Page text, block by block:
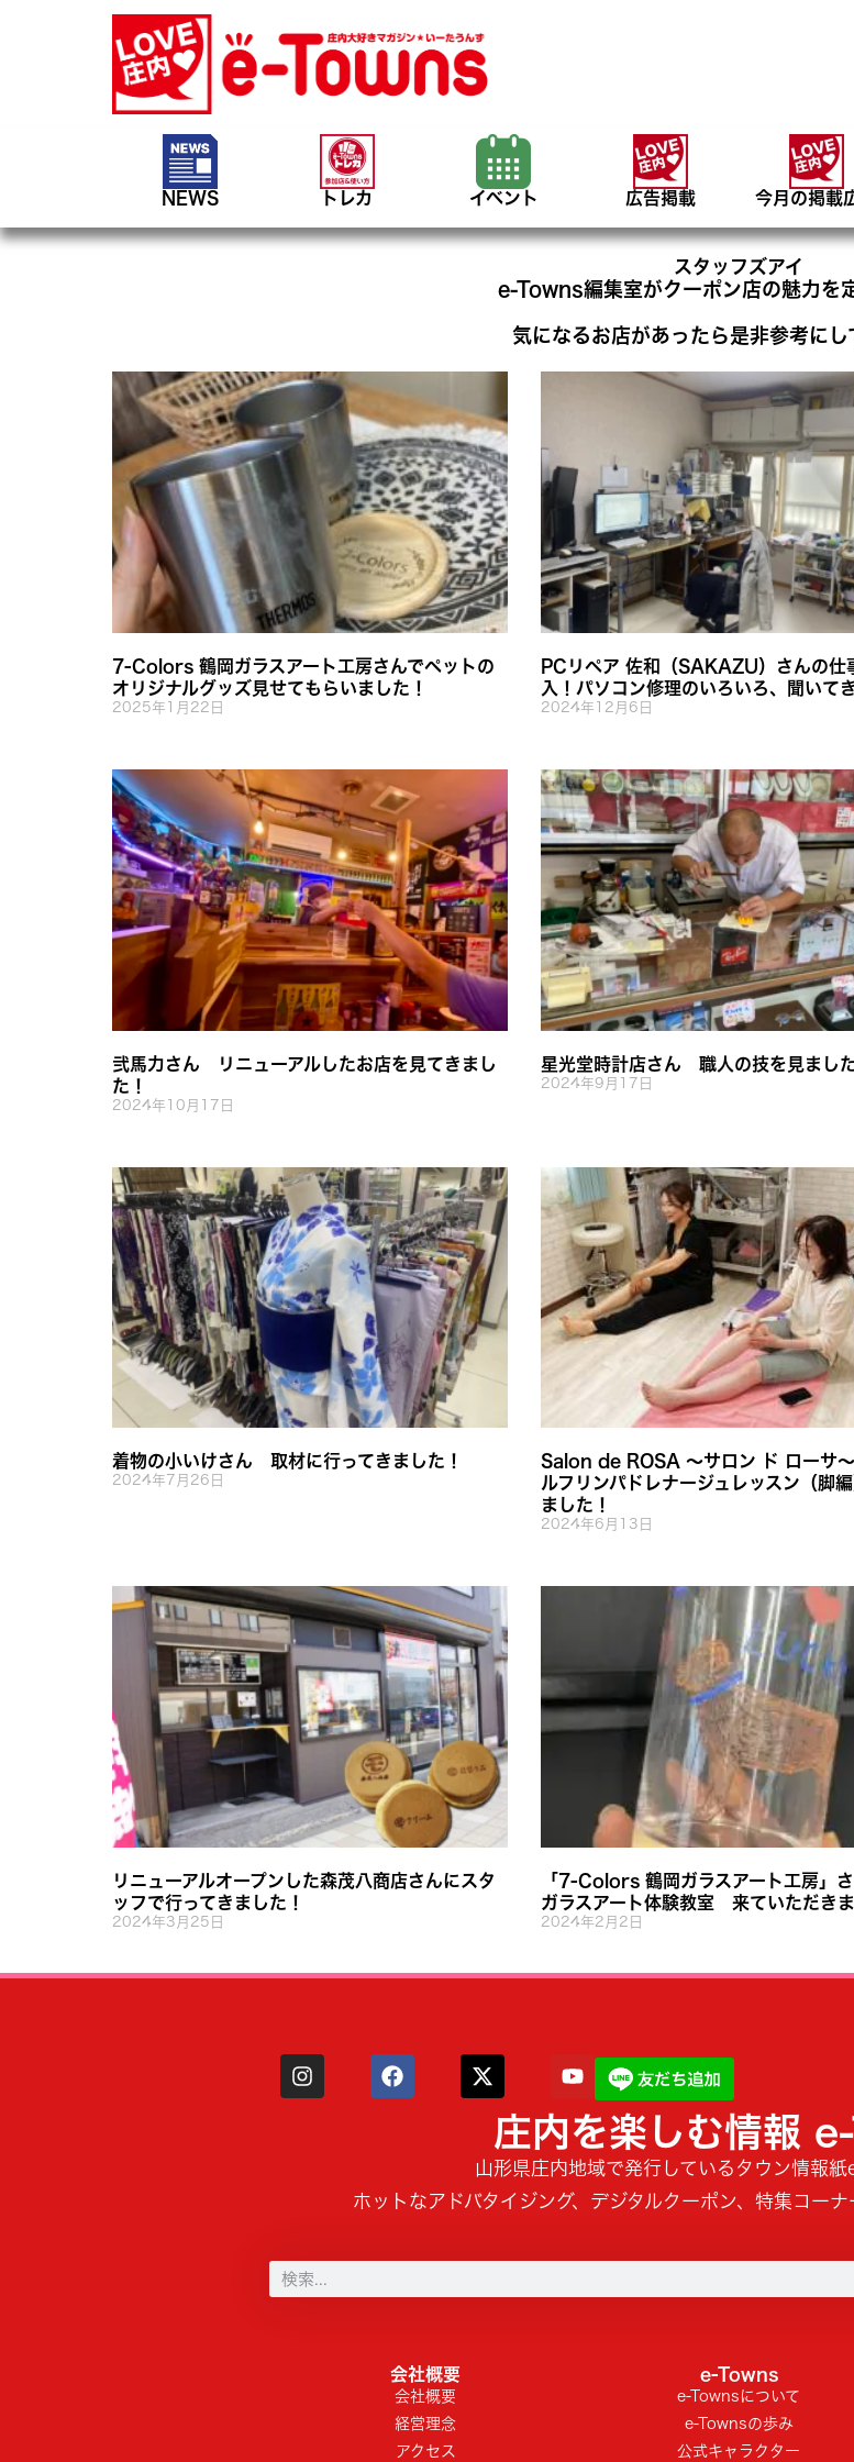
NEWS トレカ イベント 広告掲載 今月の掲載
スタッフズアイ
e-Towns編集室がクーポン店の魅力を
気になるお店があったら是非参考にし
7-Colors 鶴岡ガラスアート工房さんでペットの
オリジナルグッズ見せてもらいました！
2025年1月22日
PCリペア 佐和（SAKAZU）さんの仕
入！パソコン修理のいろいろ、聞いて
2024年12月6日
弐馬力さん リニューアルしたお店を見てきまし
た！
2024年10月17日
星光堂時計店さん 職人の技を見ました
2024年9月17日
着物の小いけさん 取材に行ってきました！
2024年7月26日
Salon de ROSA 〜サロン ド ローサ
ルフリンパドレナージュレッスン（脚
ました！
2024年6月13日
リニューアルオープンした森茂八商店さんにスタ
ッフで行ってきました！
2024年3月25日
「7-Colors 鶴岡ガラスアート工房」
ガラスアート体験教室 来ていただきま
2024年2月2日
庄内を楽しむ情報
山形県庄内地域で発行しているタウン情報
ホットなアドバタイジング、デジタルクーポン、特集コー
会社概要
会社概要
経営理念
アクセス
e-Towns
e-Townsについて
e-Townsの歩み
公式キャラクター